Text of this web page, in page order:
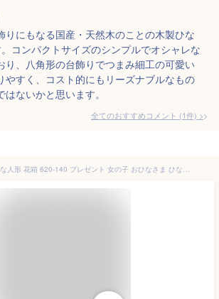
りにもなる国産・天然木のことの木製ひな
コンパクトサイズのシンプルでオシャレな
り、八角形の台飾りでつまみ細工の可愛い
やすく、コスト的にもリーズナブルなもの
ないかと思います。
全てのおすすめコメント (1件) >
Puca プーカ ひな人形 花箱 620-140 プレゼント 女の子 おひなさま ひな祭り ひな人形 雛人形 初節句 木製 雛祭り コンパクト 【送料無